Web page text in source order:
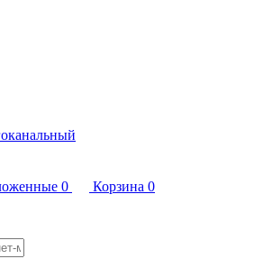
0 Корзина 0